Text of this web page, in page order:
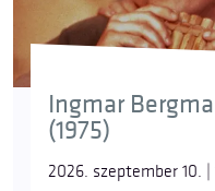
Ingmar
(1975)
2026. szeptember 10. |